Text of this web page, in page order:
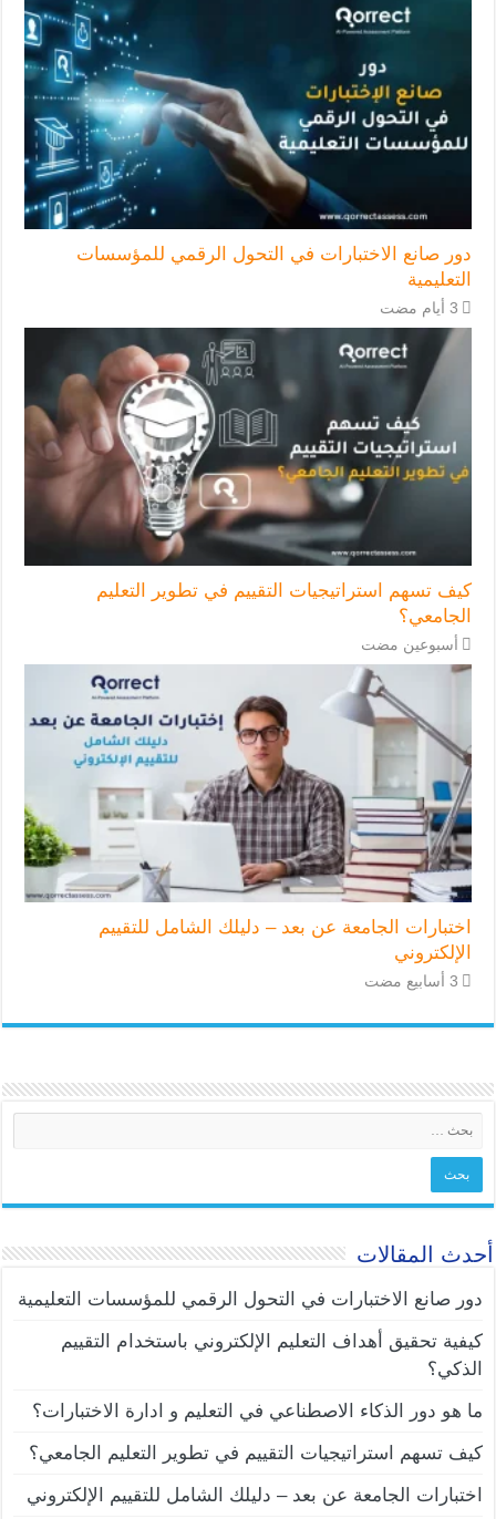
دور صانع الاختبارات في التحول الرقمي للمؤسسات
التعليمية
كيف تسهم استراتيجيات التقييم في تطوير التعليم
الجامعي؟
‏أسبوعين مضت
اختبارات الجامعة عن بعد – دليلك الشامل للتقييم
الإلكتروني
أحدث المقالات
دور صانع الاختبارات في التحول الرقمي للمؤسسات التعليمية
كيفية تحقيق أهداف التعليم الإلكتروني باستخدام التقييم
الذكي؟
ما هو دور الذكاء الاصطناعي في التعليم و ادارة الاختبارات؟
كيف تسهم استراتيجيات التقييم في تطوير التعليم الجامعي؟
اختبارات الجامعة عن بعد – دليلك الشامل للتقييم الإلكتروني